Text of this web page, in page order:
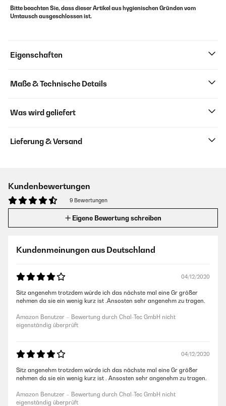
Bitte beachten Sie, dass dieser Artikel aus hygienischen Gründen vom
Umtausch ausgeschlossen ist.
Eigenschaften
Maße & Technische Details
Was wird geliefert
Lieferung & Versand
Kundenbewertungen
9 Bewertungen
Eigene Bewertung schreiben
Kundenmeinungen aus Deutschland
04/12/2020
Sitz angenehm trotzdem würde ich das nächste mal eine Gr größer
nehmen da sie ein wenig kurz ist .Ansosten sehr angenehm zu tragen.
Amazon Benutzer – Bewertung durch Chal-Tec GmbH nicht
eigenständig überprüft
04/12/2020
Sitz angenehm trotzdem würde ich das nächste mal eine Gr größer
nehmen da sie ein wenig kurz ist . Ansosten sehr angenehm zu tragen.
Amazon Benutzer – Bewertung durch Chal-Tec GmbH nicht
eigenständig überprüft